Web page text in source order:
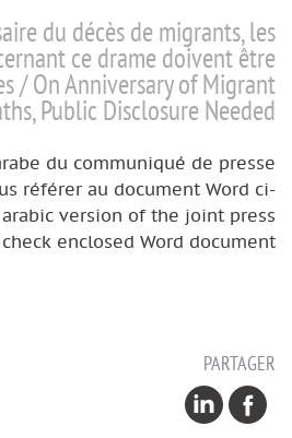
du décès de migrants, les
ce drame doivent être
/ On Anniversary of Migrant
Public Disclosure Needed
du communiqué de presse
référer au document Word ci-
version of the joint press
enclosed Word document.
PARTAGER